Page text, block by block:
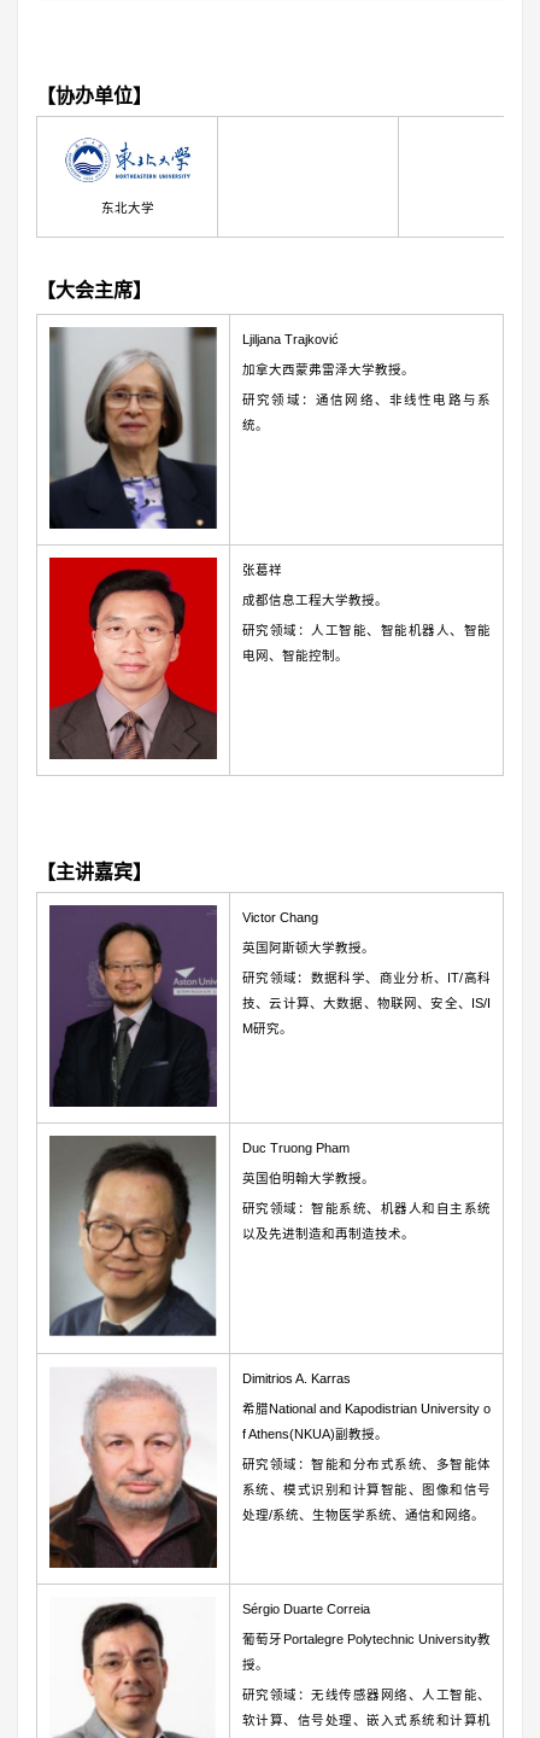
【协办单位】
东北大学
【大会主席】
Ljiljana Trajković
加拿大西蒙弗雷泽大学教授。
研究领域：通信网络、非线性电路与系
统。
张葛祥
成都信息工程大学教授。
研究领域：人工智能、智能机器人、智能
电网、智能控制。
【主讲嘉宾】
Victor Chang
英国阿斯顿大学教授。
研究领域：数据科学、商业分析、IT/高科
技、云计算、大数据、物联网、安全、IS/I
M研究。
Duc Truong Pham
英国伯明翰大学教授。
研究领域：智能系统、机器人和自主系统
以及先进制造和再制造技术。
Dimitrios A. Karras
希腊National and Kapodistrian University o
f Athens(NKUA)副教授。
研究领域：智能和分布式系统、多智能体
系统、模式识别和计算智能、图像和信号
处理/系统、生物医学系统、通信和网络。
Sérgio Duarte Correia
葡萄牙Portalegre Polytechnic University教
授。
研究领域：无线传感器网络、人工智能、
软计算、信号处理、嵌入式系统和计算机